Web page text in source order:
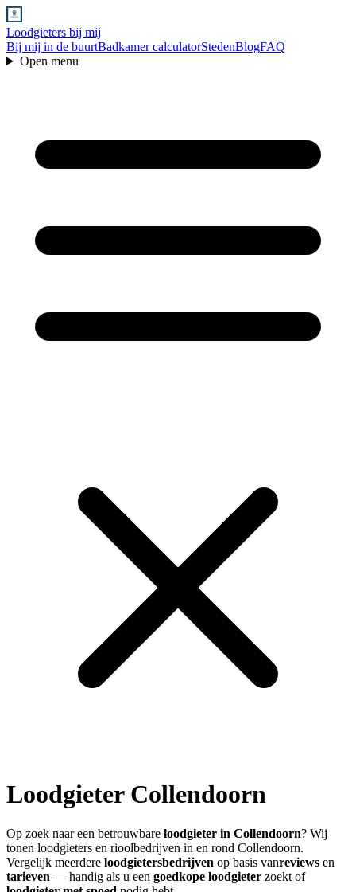
Loodgieters bij mij
Bij mij in de buurtBadkamer calculatorStedenBlogFAQ
Open menu
Loodgieter Collendoorn
Op zoek naar een betrouwbare loodgieter in Collendoorn? Wij
tonen loodgieters en rioolbedrijven in en rond Collendoorn.
Vergelijk meerdere loodgietersbedrijven op basis vanreviews en
tarieven — handig als u een goedkope loodgieter zoekt of